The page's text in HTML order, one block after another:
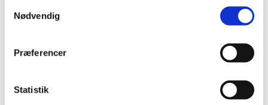
Nødvendig
Præferencer
Statistik
Tilmelding til webinarerne er nødvendig. Du kan
Tilmeld dig webinaret på dansk den 29. august
Tilmeld dig webinaret på engelsk den 25. august
klokken 14:00-15:00